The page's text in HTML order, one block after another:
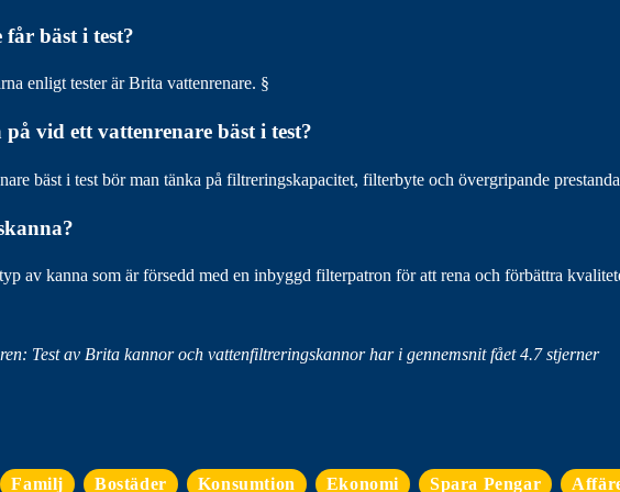
bäst i test?
enligt tester är Brita vattenrenare. §
vid ett vattenrenare bäst i test?
bäst i test bör man tänka på filtreringskapacitet, filterbyte och övergripande
av kanna som är försedd med en inbyggd filterpatron för att rena och förbättra
Test av Brita kannor och vattenfiltreringskannor har i gennemsnit fået4.7stjerner
Familj Bostäder Konsumtion Ekonomi Spara Pengar